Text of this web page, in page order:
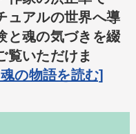
ュアルの世界へ導
魂の気づきを綴
覧いただけま
の物語を読む]